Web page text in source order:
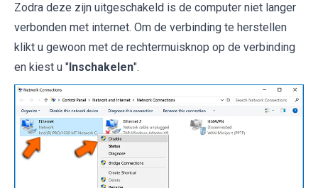
Zodra deze zijn uitgeschakeld is de computer niet langer
verbonden met internet. Om de verbinding te herstellen
klikt u gewoon met de rechtermuisknop op de verbinding
en kiest u " Inschakelen".